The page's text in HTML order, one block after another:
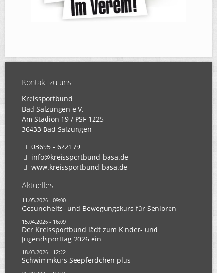
Kontakt zu uns
Kreissportbund
Bad Salzungen e.V.
Am Stadion 19 / PSF 1225
36433 Bad Salzungen
03695 - 622179
info@kreissportbund-basa.de
www.kreissportbund-basa.de
Aktuelles
11.05.2026 - 09:00
Gesundheits- und Bewegungskurs für Senioren
15.04.2026 - 16:09
Der Kreissportbund lädt zum Kinder- und
Jugendsporttag 2026 ein
18.03.2026 - 12:22
Schwimmkurs Seepferdchen plus